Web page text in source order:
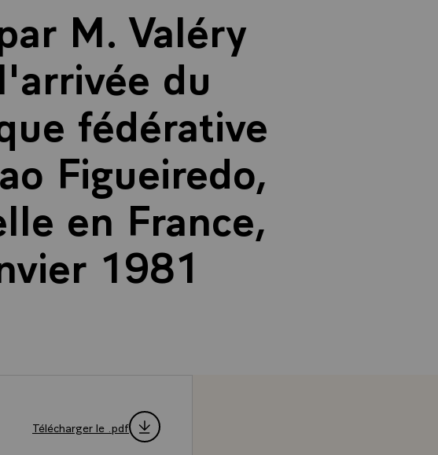
M. Valéry
du
fédérative
Figueiredo,
en France,
1981
Télécharger le .pdf